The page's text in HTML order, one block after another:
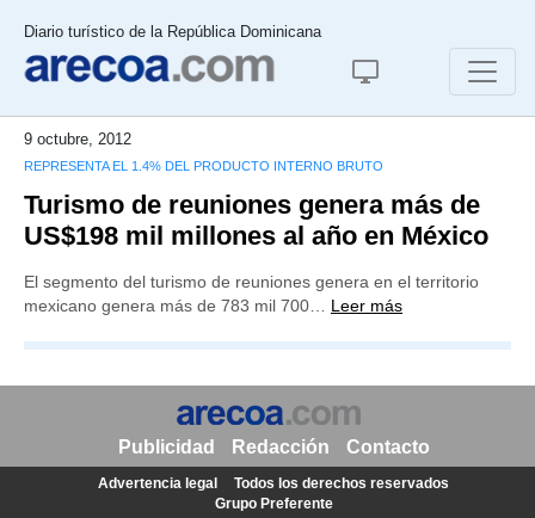
Diario turístico de la República Dominicana
9 octubre, 2012
REPRESENTA EL 1.4% DEL PRODUCTO INTERNO BRUTO
Turismo de reuniones genera más de
US$198 mil millones al año en México
El segmento del turismo de reuniones genera en el territorio
mexicano genera más de 783 mil 700… Leer más
Publicidad Redacción Contacto
Advertencia legal
Todos los derechos reservados
Grupo Preferente